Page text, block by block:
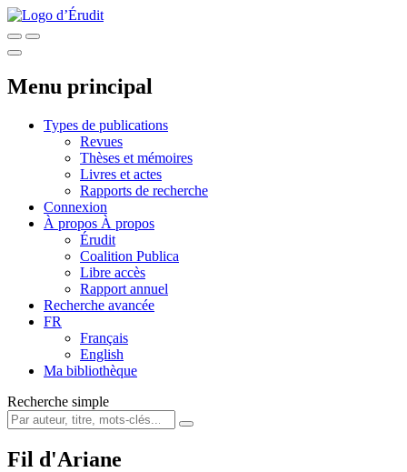
Menu principal
Types de publications
Revues
Thèses et mémoires
Livres et actes
Rapports de recherche
Connexion
À propos À propos
Érudit
Coalition Publica
Libre accès
Rapport annuel
Recherche avancée
FR
Français
English
Ma bibliothèque
Recherche simple
Fil d'Ariane